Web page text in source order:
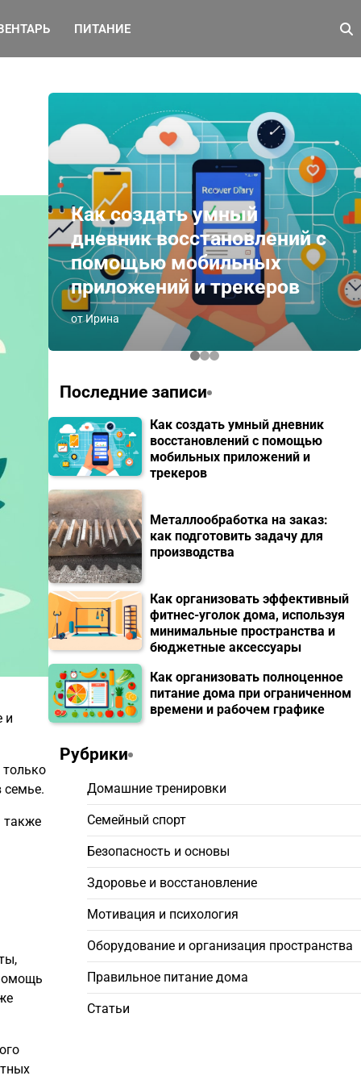
ПИТАНИЕ
и
семье.
также
Как создать умный
дневник восстановлений с
помощью мобильных
приложений и трекеров
от Ирина
Последние записи
Как создать умный дневник
восстановлений с помощью
мобильных приложений и
трекеров
Металлообработка на заказ:
как подготовить задачу для
производства
Как организовать эффективный
фитнес-уголок дома, используя
минимальные пространства и
бюджетные аксессуары
Как организовать полноценное
питание дома при ограниченном
времени и рабочем графике
Рубрики
Домашние тренировки
Семейный спорт
Безопасность и основы
Здоровье и восстановление
Мотивация и психология
Оборудование и организация пространства
Правильное питание дома
Статьи